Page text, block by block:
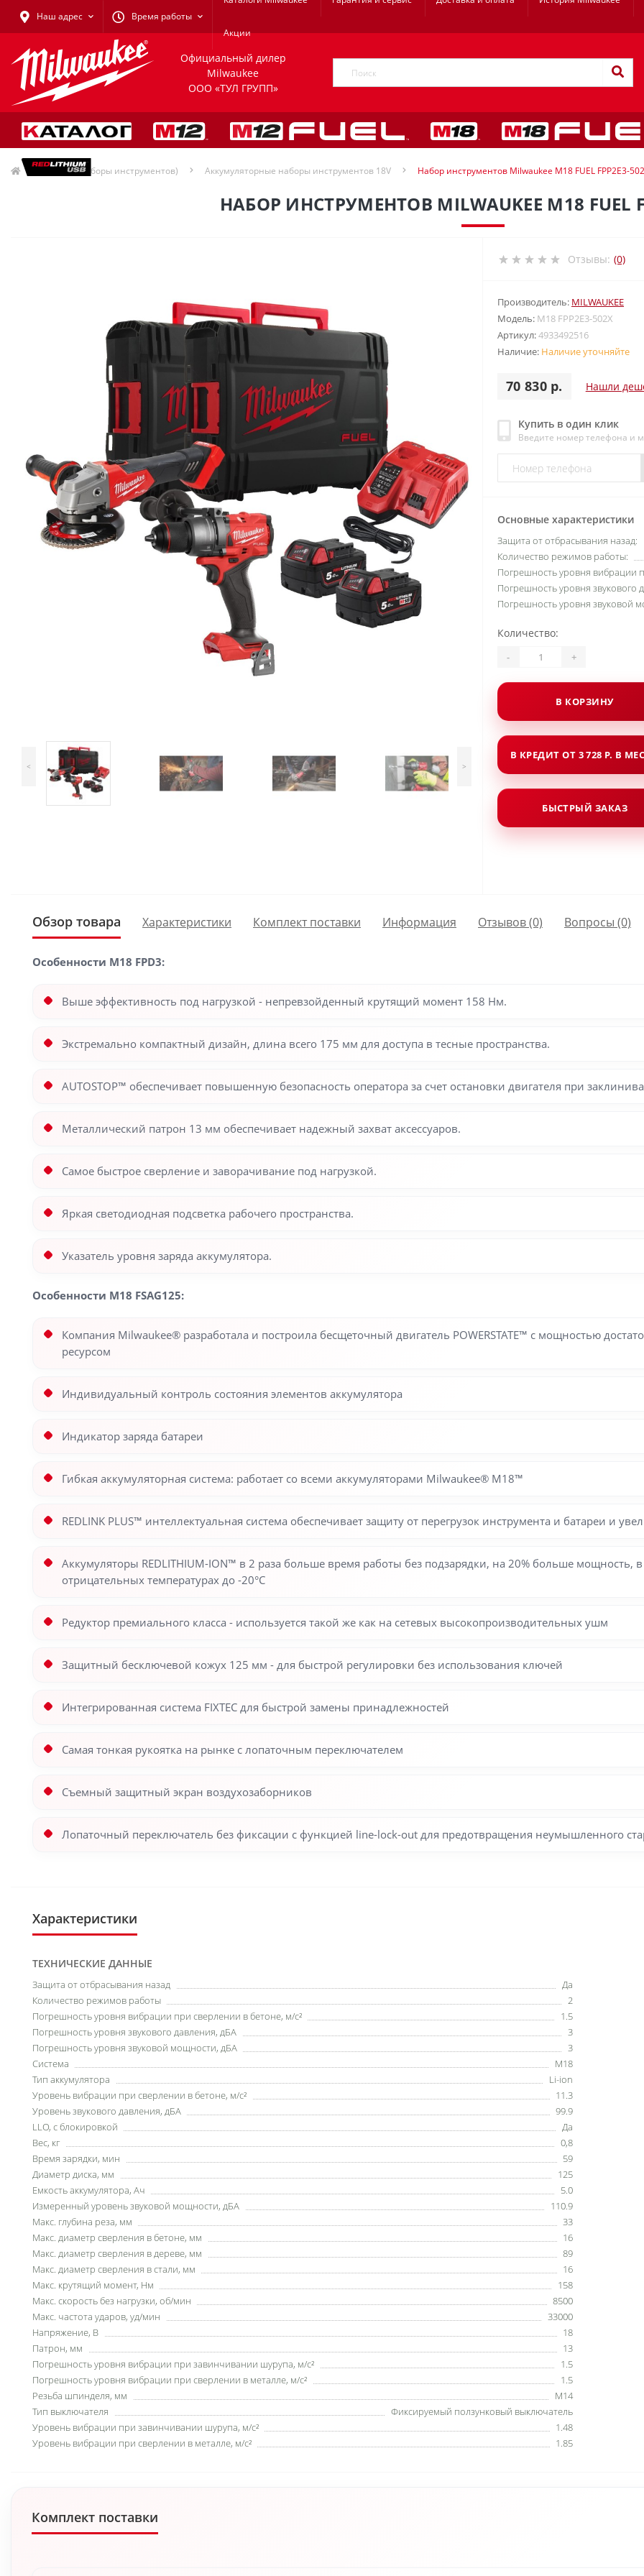
Наш адрес Время работы
Акции
Официальный дилер
Milwaukee
ООО «ТУЛ ГРУПП»
Акции (наборы инструментов) Аккумуляторные наборы инструментов 18V Набор инструментов Milwaukee M18 FUEL FPP2E3-
НАБОР ИНСТРУМЕНТОВ MILWAUKEE M18 FUEL
< >
Отзывы: (0)
Производитель: MILWAUKEE
Модель: M18 FPP2E3-502X
Артикул:4933492516
Наличие: Наличие уточняйте
70 830 р. Нашли
Купить в один клик
Введите номер телефона и
Основные характеристики
Защита от отбрасывания назад:
Количество режимов работы:
Погрешность уровня вибрации
Погрешность уровня звукового
Погрешность уровня звуковой
Количество:
- +
В КОРЗИНУ
В КРЕДИТ ОТ 3 728 Р. В
БЫСТРЫЙ ЗАКАЗ
Обзор товара Характеристики Комплект поставки Информация Отзывов (0) Вопросы (0)
Особенности M18 FPD3:
Выше эффективность под нагрузкой - непревзойденный крутящий момент 158 Нм.
Экстремально компактный дизайн, длина всего 175 мм для доступа в тесные пространства.
AUTOSTOP™ обеспечивает повышенную безопасность оператора за счет остановки двигателя при
Металлический патрон 13 мм обеспечивает надежный захват аксессуаров.
Самое быстрое сверление и заворачивание под нагрузкой.
Яркая светодиодная подсветка рабочего пространства.
Указатель уровня заряда аккумулятора.
Особенности M18 FSAG125:
Компания Milwaukee® разработала и построила бесщеточный двигатель POWERSTATE™ с мощностью
ресурсом
Индивидуальный контроль состояния элементов аккумулятора
Индикатор заряда батареи
Гибкая аккумуляторная система: работает со всеми аккумуляторами Milwaukee® М18™
REDLINK PLUS™ интеллектуальная система обеспечивает защиту от перегрузок инструмента и батареи и
Аккумуляторы REDLITHIUM-ION™ в 2 раза больше время работы без подзарядки, на 20% больше мощность,
отрицательных температурах до -20°C
Редуктор премиального класса - используется такой же как на сетевых высокопроизводительных ушм
Защитный бесключевой кожух 125 мм - для быстрой регулировки без использования ключей
Интегрированная система FIXTEC для быстрой замены принадлежностей
Самая тонкая рукоятка на рынке с лопаточным переключателем
Съемный защитный экран воздухозаборников
Лопаточный переключатель без фиксации с функцией line-lock-out для предотвращения неумышленного
Характеристики
ТЕХНИЧЕСКИЕ ДАННЫЕ
Защита от отбрасывания назад
Да
Количество режимов работы
2
Погрешность уровня вибрации при сверлении в бетоне, м/с²
1.5
Погрешность уровня звукового давления, дБА
3
Погрешность уровня звуковой мощности, дБА
3
Система
M18
Тип аккумулятора
Li-ion
Уровень вибрации при сверлении в бетоне, м/с²
11.3
Уровень звукового давления, дБА
99.9
LLO, с блокировкой
Да
Вес, кг
0,8
Время зарядки, мин
59
Диаметр диска, мм
125
Емкость аккумулятора, Ач
5.0
Измеренный уровень звуковой мощности, дБА
110.9
Макс. глубина реза, мм
33
Макс. диаметр сверления в бетоне, мм
16
Макс. диаметр сверления в дереве, мм
89
Макс. диаметр сверления в стали, мм
16
Макс. крутящий момент, Нм
158
Макс. скорость без нагрузки, об/мин
8500
Макс. частота ударов, уд/мин
33000
Напряжение, В
18
Патрон, мм
13
Погрешность уровня вибрации при завинчивании шурупа, м/с²
1.5
Погрешность уровня вибрации при сверлении в металле, м/с²
1.5
Резьба шпинделя, мм
M14
Тип выключателя
Фиксируемый ползунковый выключатель
Уровень вибрации при завинчивании шурупа, м/с²
1.48
Уровень вибрации при сверлении в металле, м/с²
1.85
Комплект поставки